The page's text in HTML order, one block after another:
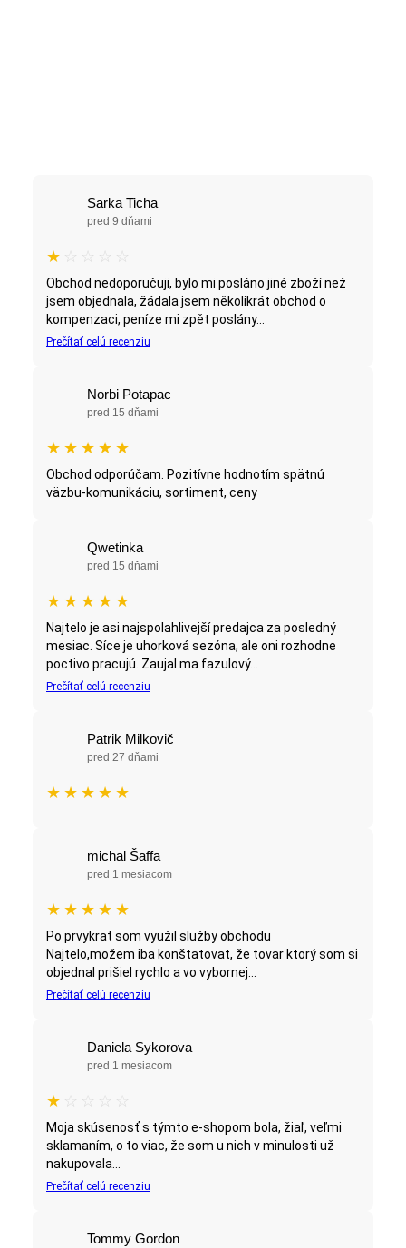
Sarka Ticha
pred 9 dňami
★ ☆ ☆ ☆ ☆
Obchod nedoporučuji, bylo mi posláno jiné zboží než
jsem objednala, žádala jsem několikrát obchod o
kompenzaci, peníze mi zpět poslány...
Prečítať celú recenziu
Norbi Potapac
pred 15 dňami
★ ★ ★ ★ ★
Obchod odporúčam. Pozitívne hodnotím spätnú
väzbu-komunikáciu, sortiment, ceny
Qwetinka
pred 15 dňami
★ ★ ★ ★ ★
Najtelo je asi najspolahlivejší predajca za posledný
mesiac. Síce je uhorková sezóna, ale oni rozhodne
poctivo pracujú. Zaujal ma fazulový...
Prečítať celú recenziu
Patrik Milkovič
pred 27 dňami
★ ★ ★ ★ ★
michal Šaffa
pred 1 mesiacom
★ ★ ★ ★ ★
Po prvykrat som využil služby obchodu
Najtelo,možem iba konštatovat, že tovar ktorý som si
objednal prišiel rychlo a vo vybornej...
Prečítať celú recenziu
Daniela Sykorova
pred 1 mesiacom
★ ☆ ☆ ☆ ☆
Moja skúsenosť s týmto e-shopom bola, žiaľ, veľmi
sklamaním, o to viac, že som u nich v minulosti už
nakupovala...
Prečítať celú recenziu
Tommy Gordon